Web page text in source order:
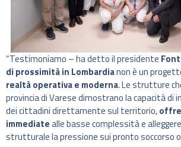
“Testimoniamo – ha detto il presidente
di prossimità in Lombardianon è un
realtà operativa e moderna. Le strutture
provincia di Varese dimostrano la capacità di
dei cittadini direttamente sul territorio,
immediatealle basse complessità e
strutturale la pressione sui pronto soccorso